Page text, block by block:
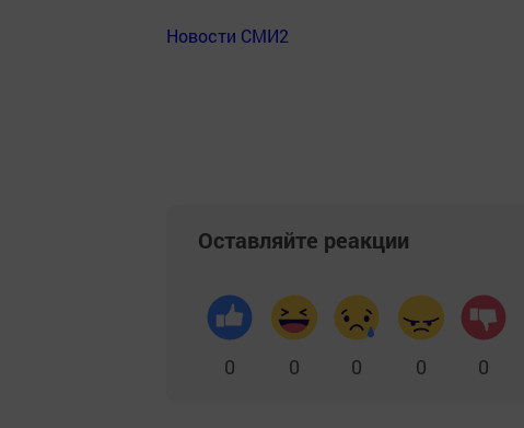
Новости СМИ2
Оставляйте реакции
0 0 0 0 0